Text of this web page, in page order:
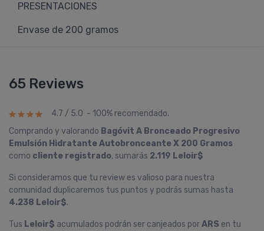
PRESENTACIONES
Envase de 200 gramos
65 Reviews
4.7 / 5.0 - 100% recomendado.
Comprando y valorando Bagóvit A Bronceado Progresivo
Emulsión Hidratante Autobronceante X 200 Gramos
como cliente registrado, sumarás 2.119 Leloir$
Si consideramos que tu review es valioso para nuestra
comunidad duplicaremos tus puntos y podrás sumas hasta
4.238 Leloir$.
Tus Leloir$ acumulados podrán ser canjeados porARS en tu